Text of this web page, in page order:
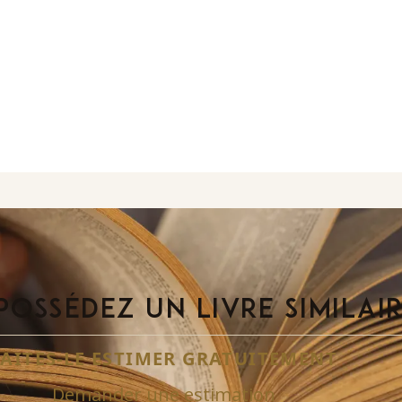
UN LIVRE
LE ESTIMER GRATUITEMENT
Demander une estimation